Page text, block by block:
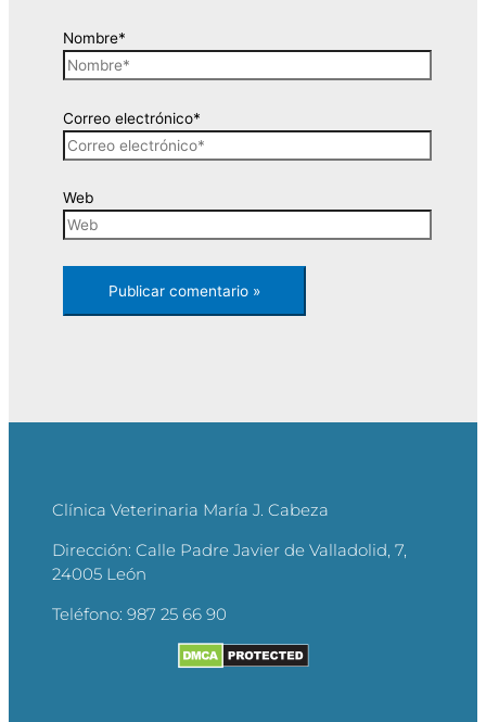
Nombre*
Correo electrónico*
Web
Clínica Veterinaria María J. Cabeza
Dirección: Calle Padre Javier de Valladolid, 7,
24005 León
Teléfono: 987 25 66 90